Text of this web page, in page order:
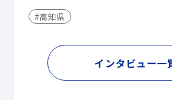
#高知県
インタビュー一